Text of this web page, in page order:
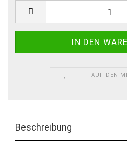
AUF DEN
Beschreibung